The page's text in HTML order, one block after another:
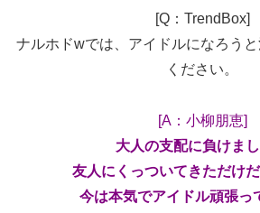
[Q：TrendBox]
ナルホドwでは、アイドルになろう
ください。
[A：小柳朋恵]
大人の支配に負けま
友人にくっついてきただけだ
今は本気でアイドル頑張っ